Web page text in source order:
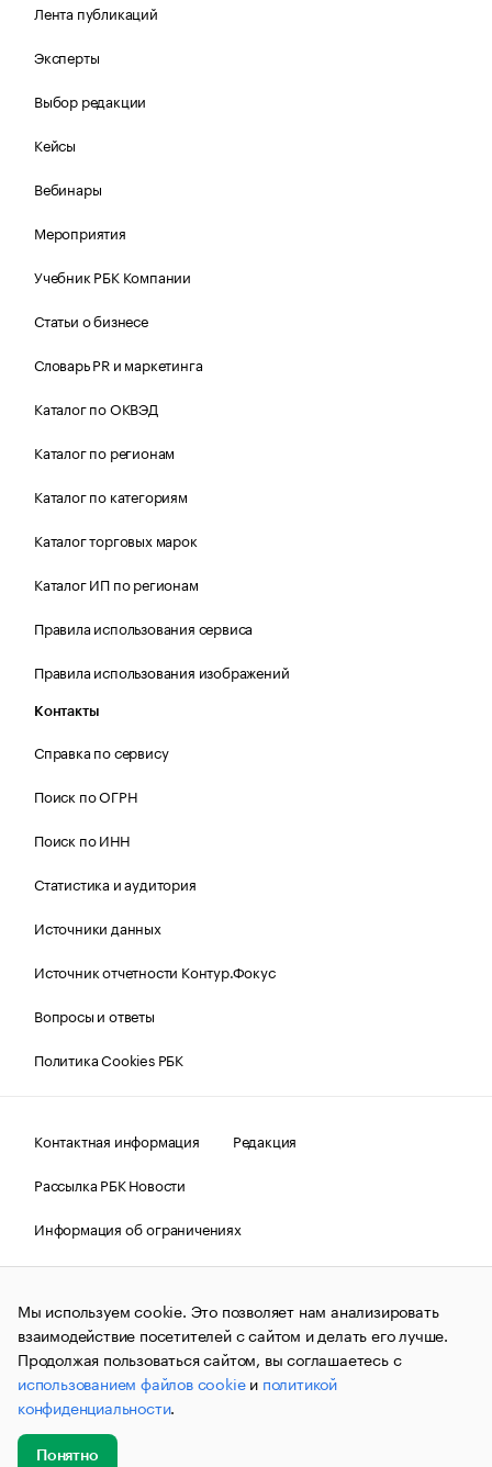
Лента публикаций
Эксперты
Выбор редакции
Кейсы
Вебинары
Мероприятия
Учебник РБК Компании
Статьи о бизнесе
Словарь PR и маркетинга
Каталог по ОКВЭД
Каталог по регионам
Каталог по категориям
Каталог торговых марок
Каталог ИП по регионам
Правила использования сервиса
Правила использования изображений
Контакты
Справка по сервису
Поиск по ОГРН
Поиск по ИНН
Статистика и аудитория
Источники данных
Источник отчетности Контур.Фокус
Вопросы и ответы
Политика Cookies РБК
Контактная информация
Редакция
Рассылка РБК Новости
Информация об ограничениях
Правовая информация
О соблюдении авторских прав
© АО «РОСБИЗНЕСКОНСАЛТИНГ»,1995–2026.Сообщения
и материалы информационного агентства «РБК»
(зарегистрировано Федеральной службой по надзору в сфере
связи, информационных технологий и массовых
коммуникаций (Роскомнадзор) 09.12.2015 за номером ИА
№ФС77-63848) сопровождаются пометкой «РБК». Отдельные
публикации могут содержать информацию,
не предназначенную для пользователей
до 18 лет.
Мы используем cookie. Это позволяет нам анализировать
взаимодействие посетителей с сайтом и делать его лучше.
Продолжая пользоваться сайтом, вы соглашаетесь с
использованием файлов cookieи политикой
конфиденциальности.
Понятно